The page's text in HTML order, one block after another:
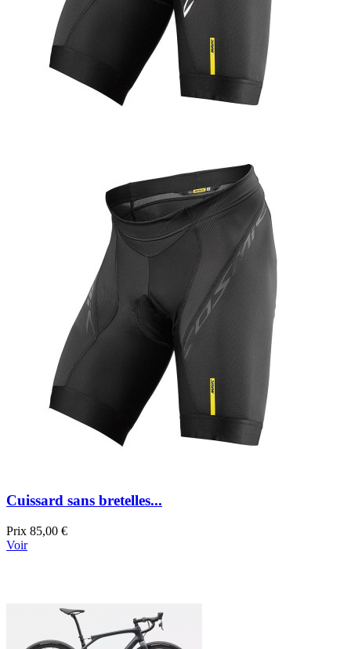
Cuissard sans bretelles...
Prix 85,00 €
Voir